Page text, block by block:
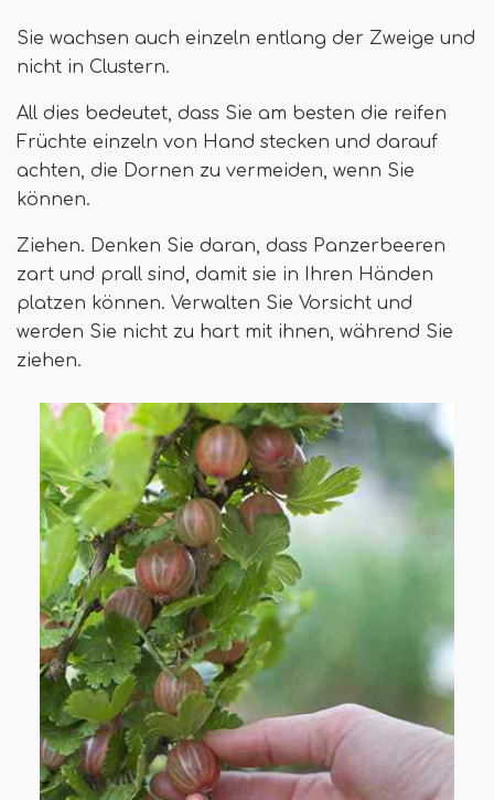
Sie wachsen auch einzeln entlang der Zweige und
nicht in Clustern.
All dies bedeutet, dass Sie am besten die reifen
Früchte einzeln von Hand stecken und darauf
achten, die Dornen zu vermeiden, wenn Sie
können.
Ziehen. Denken Sie daran, dass Panzerbeeren
zart und prall sind, damit sie in Ihren Händen
platzen können. Verwalten Sie Vorsicht und
werden Sie nicht zu hart mit ihnen, während Sie
ziehen.